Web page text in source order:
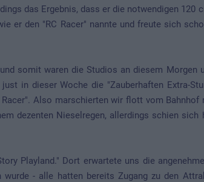
das Ergebnis, dass er die notwendigen 120
er den "RC Racer" nannte und freute sich
somit waren die Studios an diesem Morgen
in dieser Woche die "Zauberhaften Extra-
Also marschierten wir flott vom Bahnhof
dezenten Nieselregen, allerdings schien sich
Playland." Dort erwartete uns die
- alle hatten bereits Zugang zu den